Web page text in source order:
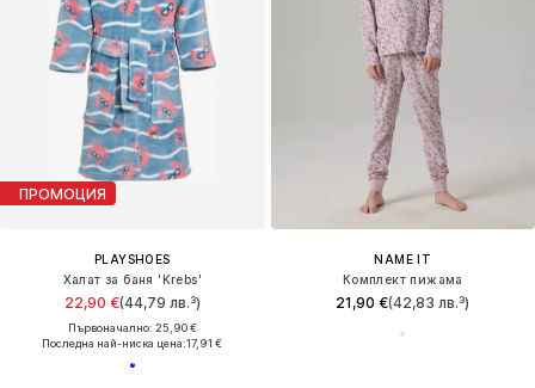
ПРОМОЦИЯ
PLAYSHOES
Халат за баня 'Krebs'
22,90 €(44,79 лв.³)
Първоначално: 25,90 €
Последна най-ниска цена:17,91 €
NAME IT
Комплект пижама
21,90 €(42,83 лв.³)